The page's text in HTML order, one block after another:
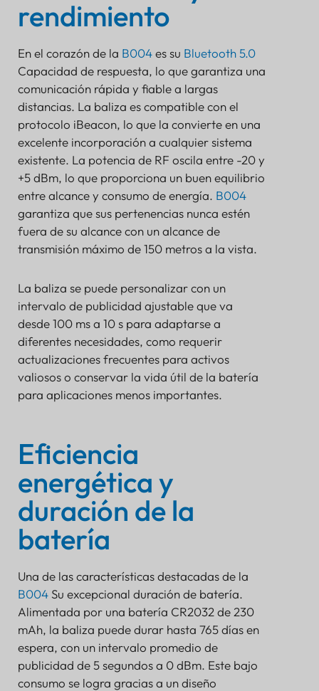
rendimiento
En el corazón de la B004es su Bluetooth 5.0
Capacidad de respuesta, lo que garantiza una
comunicación rápida y fiable a largas
distancias. La baliza es compatible con el
protocolo iBeacon, lo que la convierte en una
excelente incorporación a cualquier sistema
existente. La potencia de RF oscila entre -20 y
+5 dBm, lo que proporciona un buen equilibrio
entre alcance y consumo de energía. B004
garantiza que sus pertenencias nunca estén
fuera de su alcance con un alcance de
transmisión máximo de 150 metros a la vista.
La baliza se puede personalizar con un
intervalo de publicidad ajustable que va
desde 100 ms a 10 s para adaptarse a
diferentes necesidades, como requerir
actualizaciones frecuentes para activos
valiosos o conservar la vida útil de la batería
para aplicaciones menos importantes.
Eficiencia
energética y
duración de la
batería
Una de las características destacadas de la
B004 Su excepcional duración de batería.
Alimentada por una batería CR2032 de 230
mAh, la baliza puede durar hasta 765 días en
espera, con un intervalo promedio de
publicidad de 5 segundos a 0 dBm. Este bajo
consumo se logra gracias a un diseño